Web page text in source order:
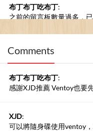
布丁布丁吃布丁:
之前的留言板數量過多，
Comments
布丁布丁吃布丁:
感謝XJD推薦 Ventoy也要
XJD:
可以將隨身碟使用ventoy